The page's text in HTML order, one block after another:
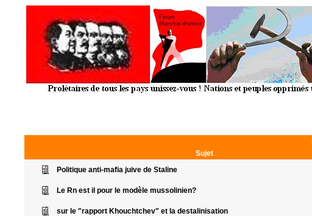
Sujet
Politique anti-mafia juive de Staline
Le Rn est il pour le modèle mussolinien?
sur le "rapport Khouchtchev" et la destalinisation